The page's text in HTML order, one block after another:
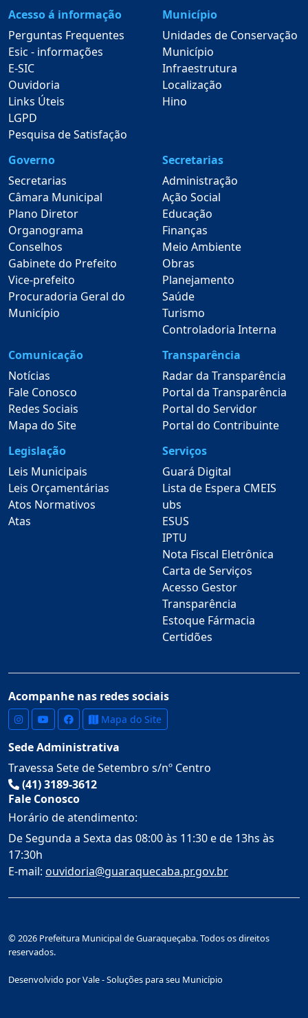
Acesso á informação
Perguntas Frequentes
Esic - informações
E-SIC
Ouvidoria
Links Úteis
LGPD
Pesquisa de Satisfação
Município
Unidades de Conservação
Município
Infraestrutura
Localização
Hino
Governo
Secretarias
Câmara Municipal
Plano Diretor
Organograma
Conselhos
Gabinete do Prefeito
Vice-prefeito
Procuradoria Geral do
Município
Secretarias
Administração
Ação Social
Educação
Finanças
Meio Ambiente
Obras
Planejamento
Saúde
Turismo
Controladoria Interna
Comunicação
Notícias
Fale Conosco
Redes Sociais
Mapa do Site
Transparência
Radar da Transparência
Portal da Transparência
Portal do Servidor
Portal do Contribuinte
Legislação
Leis Municipais
Leis Orçamentárias
Atos Normativos
Atas
Serviços
Guará Digital
Lista de Espera CMEIS
ubs
ESUS
IPTU
Nota Fiscal Eletrônica
Carta de Serviços
Acesso Gestor
Transparência
Estoque Fármacia
Certidões
Acompanhe nas redes sociais
Mapa do Site
Sede Administrativa
Travessa Sete de Setembro s/nº Centro
(41) 3189-3612
Fale Conosco
Horário de atendimento:
De Segunda a Sexta das 08:00 às 11:30 e de 13hs às
17:30h
E-mail: ouvidoria@guaraquecaba.pr.gov.br
© 2026 Prefeitura Municipal de Guaraqueçaba. Todos os direitos
reservados.
Desenvolvido por Vale - Soluções para seu Município